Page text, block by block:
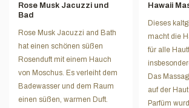
Rose Musk Jacuzzi und
Bad
Rose Musk Jacuzzi and Bath
hat einen schönen süßen
Rosenduft mit einem Hauch
von Moschus. Es verleiht dem
Badewasser und dem Raum
einen süßen, warmen Duft.
Hawaii
Dieses
macht die
für alle
Das
auf der
Parfüm